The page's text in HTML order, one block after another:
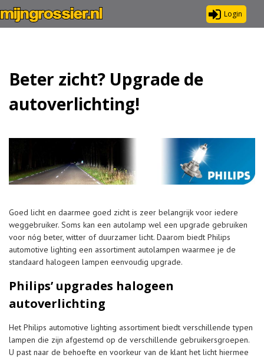
Login
Beter zicht? Upgrade de
autoverlichting!
Goed licht en daarmee goed zicht is zeer belangrijk voor iedere
weggebruiker. Soms kan een autolamp wel een upgrade gebruiken
voor nóg beter, witter of duurzamer licht. Daarom biedt Philips
automotive lighting een assortiment autolampen waarmee je de
standaard halogeen lampen eenvoudig upgrade.
Philips’ upgrades halogeen
autoverlichting
Het Philips automotive lighting assortiment biedt verschillende typen
lampen die zijn afgestemd op de verschillende gebruikersgroepen.
U past naar de behoefte en voorkeur van de klant het licht hiermee